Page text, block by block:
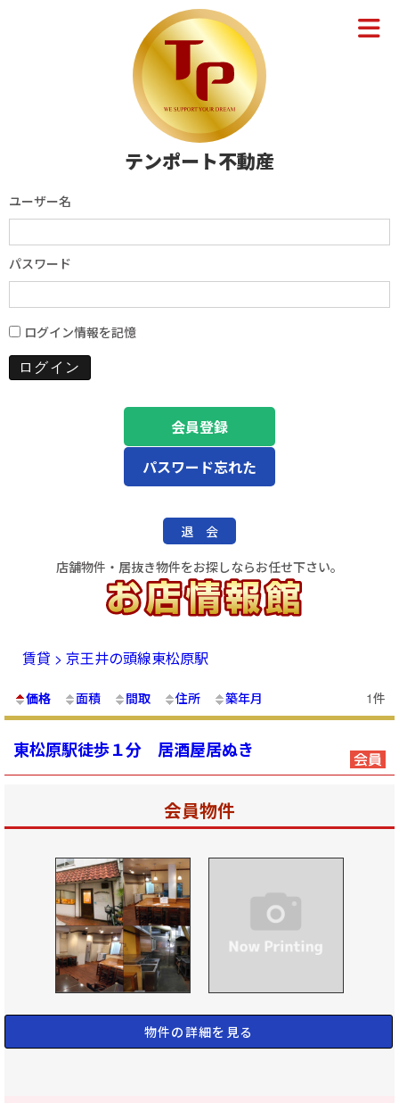
テンポート不動産
ユーザー名
パスワード
ログイン情報を記憶
会員登録
パスワード忘れた
退 会
店舗物件・居抜き物件をお探しならお任せ下さい。
賃貸 > 京王井の頭線東松原駅
価格 面積 間取 住所 築年月 1件
東松原駅徒歩１分 居酒屋居ぬき
会員物件
物件の詳細を見る